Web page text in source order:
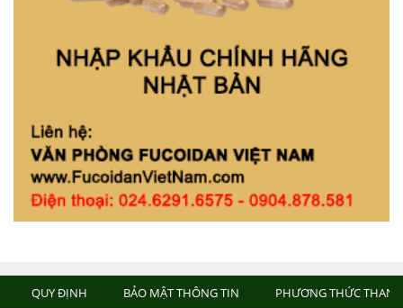
QUY ĐỊNH BẢO MẬT THÔNG TIN PHƯƠNG THỨC